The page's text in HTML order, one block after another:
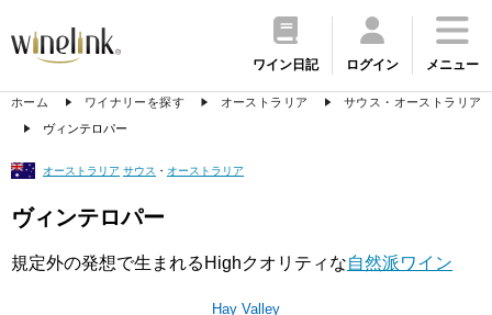
ワイン日記 ログイン メニュー
ホーム ワイナリーを探す オーストラリア
サウス・オーストラリア
ヴィンテロパー
オーストラリア サウス ・ オーストラリア
ヴィンテロパー
規定外の発想で生まれるHighクオリティな自然派ワイン
Hay Valley